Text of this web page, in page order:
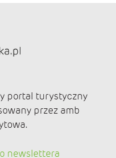
portal turystyczny
przez amb
newslettera